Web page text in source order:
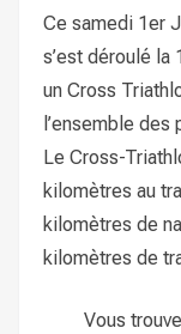
Ce samedi 1er
s’est déroulé la
un Cross
l’ensemble des
Le Cross-
kilomètres au
kilomètres de
kilomètres de
Vous